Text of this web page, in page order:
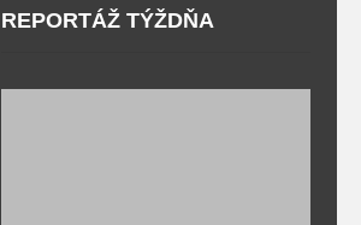
REPORTÁŽ TÝŽDŇA